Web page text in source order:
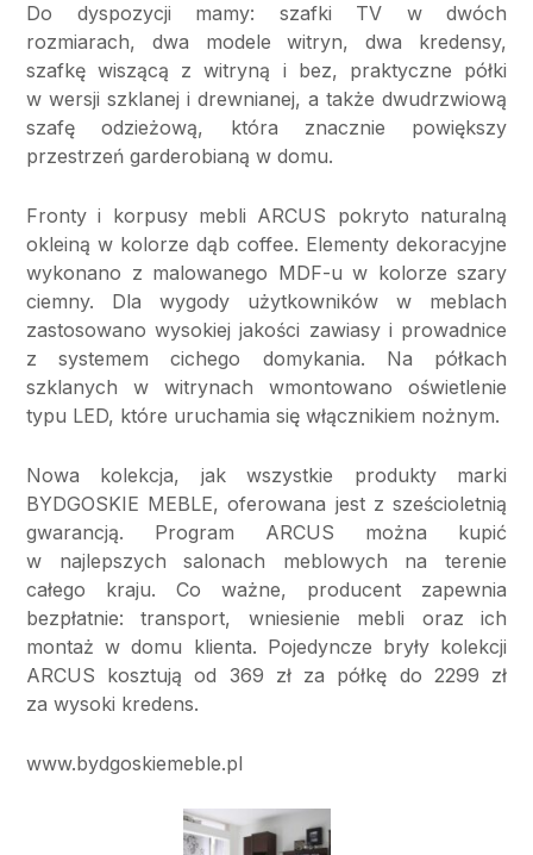
Do dyspozycji mamy: szafki TV w dwóch
rozmiarach, dwa modele witryn, dwa kredensy,
szafkę wiszącą z witryną i bez, praktyczne półki
w wersji szklanej i drewnianej, a także dwudrzwiową
szafę odzieżową, która znacznie powiększy
przestrzeń garderobianą w domu.
Fronty i korpusy mebli ARCUS pokryto naturalną
okleiną w kolorze dąb coffee. Elementy dekoracyjne
wykonano z malowanego MDF-u w kolorze szary
ciemny. Dla wygody użytkowników w meblach
zastosowano wysokiej jakości zawiasy i prowadnice
z systemem cichego domykania. Na półkach
szklanych w witrynach wmontowano oświetlenie
typu LED, które uruchamia się włącznikiem nożnym.
Nowa kolekcja, jak wszystkie produkty marki
BYDGOSKIE MEBLE, oferowana jest z sześcioletnią
gwarancją. Program ARCUS można kupić
w najlepszych salonach meblowych na terenie
całego kraju. Co ważne, producent zapewnia
bezpłatnie: transport, wniesienie mebli oraz ich
montaż w domu klienta. Pojedyncze bryły kolekcji
ARCUS kosztują od 369 zł za półkę do 2299 zł
za wysoki kredens.
www.bydgoskiemeble.pl